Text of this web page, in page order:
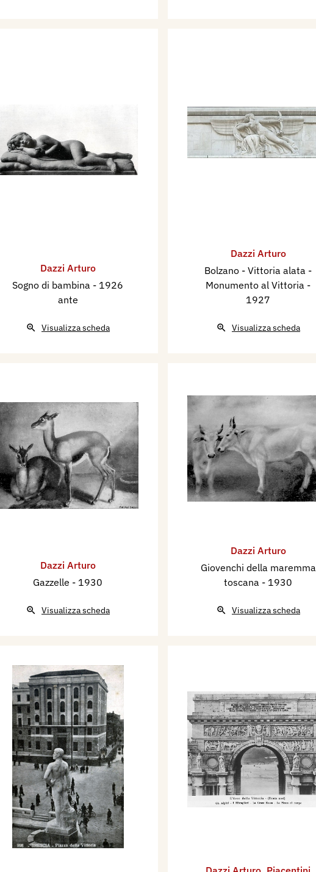
Dazzi Arturo
Sogno di bambina - 1926
ante
Visualizza scheda
Dazzi Arturo
Bolzano - Vittoria alata -
Monumento al Vittoria -
1927
Visualizza scheda
Dazzi Arturo
Gazzelle - 1930
Visualizza scheda
Dazzi Arturo
Giovenchi della maremma
toscana - 1930
Visualizza scheda